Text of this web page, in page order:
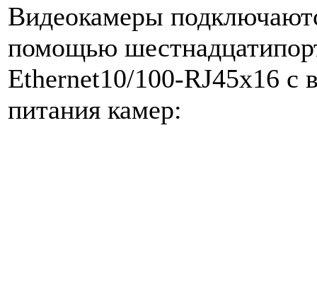
Видеокамеры
помощью
Ethernet10/100-RJ45х16 с
питания камер: